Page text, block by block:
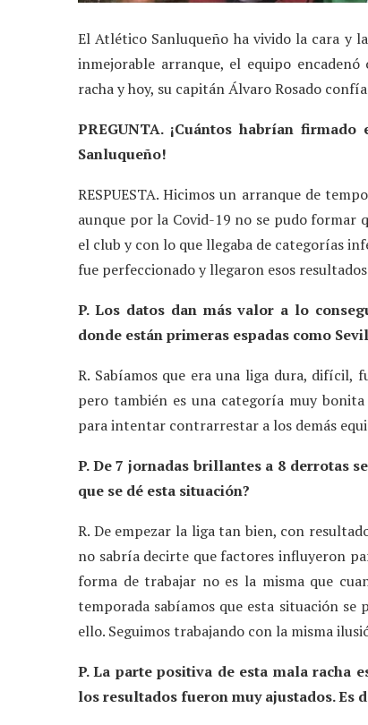
El Atlético Sanluqueño ha vivido la cara y
inmejorable arranque, el equipo
racha y hoy, su capitán Álvaro Rosado
PREGUNTA. ¡Cuántos habrían
Sanluqueño!
RESPUESTA. Hicimos un arranque de
aunque por la Covid-19 no se pudo formar
el club y con lo que llegaba de categorías
fue perfeccionado y llegaron esos
P. Los datos dan más valor a lo
donde están primeras espadas como
R. Sabíamos que era una liga dura, difícil,
pero también es una categoría muy
para intentar contrarrestar a los demás
P. De 7 jornadas brillantes a 8 derrotas
que se dé esta situación?
R. De empezar la liga tan bien, con
no sabría decirte que factores influyeron
forma de trabajar no es la misma que
temporada sabíamos que esta situación
ello. Seguimos trabajando con la misma
P. La parte positiva de esta mala racha
los resultados fueron muy ajustados. Es